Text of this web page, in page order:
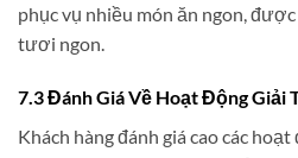
phục vụ nhiều món ăn ngon,
tươi ngon.
7.3 Đánh Giá Về Hoạt Động Giải
Khách hàng đánh giá cao các